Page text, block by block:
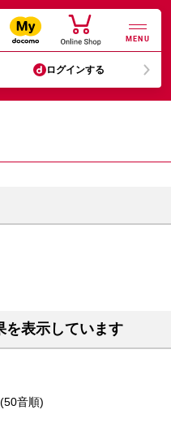
MENU
ログインする
を表示しています
音順)